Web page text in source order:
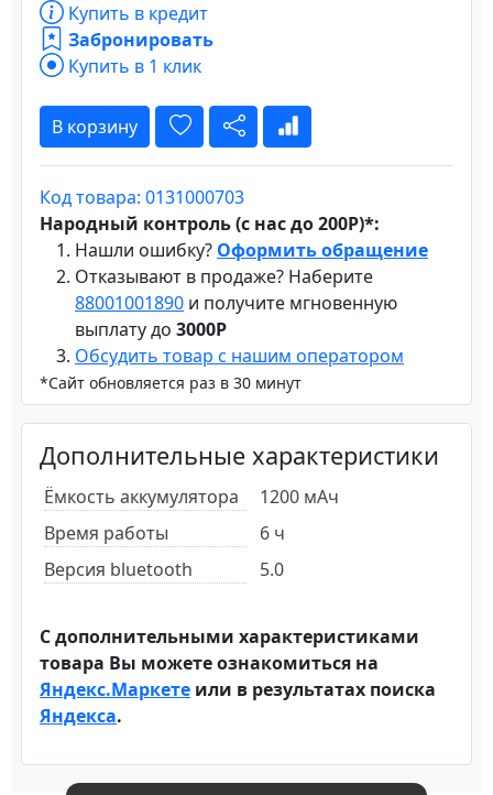
Купить в кредит
Забронировать
Купить в 1 клик
В корзину
Код товара: 0131000703
Народный контроль (с нас до 200Р)*:
Нашли ошибку? Оформить обращение
Отказывают в продаже? Наберите
88001001890 и получите мгновенную
выплату до 3000Р
Обсудить товар с нашим оператором
*Сайт обновляется раз в 30 минут
Дополнительные характеристики
Ёмкость аккумулятора
1200 мАч
Время работы
6 ч
Версия bluetooth
5.0
С дополнительными характеристиками
товара Вы можете ознакомиться на
Яндекс.Маркете или в результатах поиска
Яндекса.